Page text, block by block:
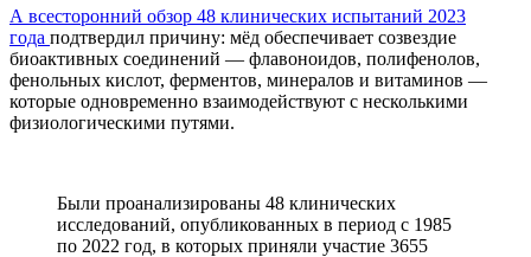
А всесторонний обзор 48 клинических испытаний 2023
года подтвердил причину: мёд обеспечивает созвездие
биоактивных соединений — флавоноидов, полифенолов,
фенольных кислот, ферментов, минералов и витаминов —
которые одновременно взаимодействуют с несколькими
физиологическими путями.
Были проанализированы 48 клинических
исследований, опубликованных в период с 1985
по 2022 год, в которых приняли участие 3655